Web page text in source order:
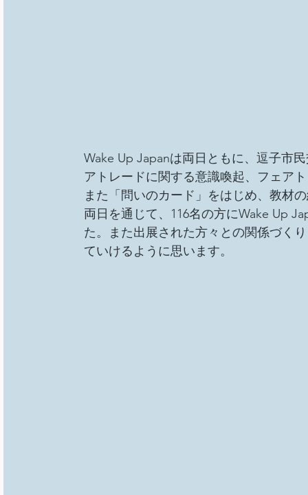
Wake Up Japanは両日ともに、逗子市
アトレードに関する意識喚起、フェア
また「問いのカード」をはじめ、教材
両日を通じて、116名の方にWake Up
た。また出展された方々との関係づく
ていけるように思います。